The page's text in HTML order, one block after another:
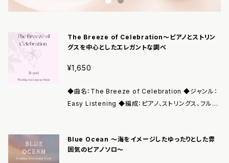
The Breeze of Celebration〜ピアノとストリン
グスを中心としたエレガントな調べ
¥1,650
◆曲名：The Breeze of Celebration ◆ジャンル：
Easy Listening ◆編成：ピアノ、ストリングス、フルー
許諾書(pdf)
Blue Ocean 〜海をイメージしたゆったりとした雰
囲気のピアノソロ〜